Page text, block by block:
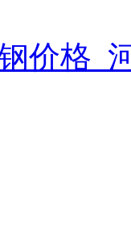
价格_